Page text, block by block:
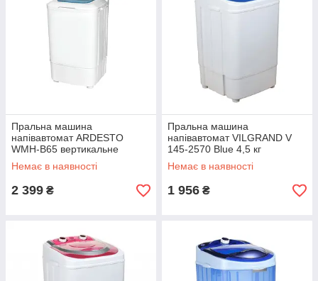
Пральна машина
напівавтомат ARDESTO
WMH-B65 вертикальне
завантаження, 6,5 кг
Немає в наявності
2 399 ₴
Пральна машина
напівавтомат VILGRAND V
145-2570 Blue 4,5 кг
Немає в наявності
1 956 ₴